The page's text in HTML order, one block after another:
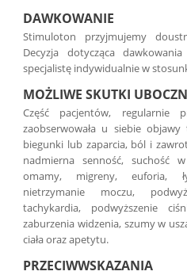
DAWKOWANIE
Stimuloton przyjmujemy
Decyzja dotycząca
specjalistę indywidualnie w
MOŻLIWE SKUTKI
Część pacjentów, regularnie
zaobserwowała u siebie
biegunki lub zaparcia, ból i
nadmierna senność, suchość
omamy, migreny, euforia,
nietrzymanie moczu,
tachykardia, podwyższenie
zaburzenia widzenia, szumy w
ciała oraz apetytu.
PRZECIWWSKAZANIA